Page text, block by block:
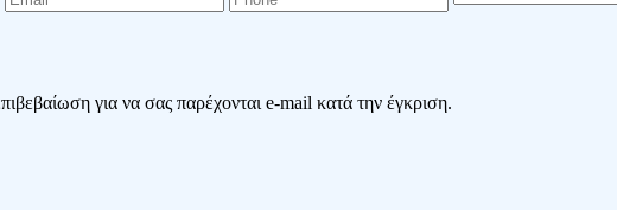
για να σας παρέχονται e-mail κατά την έγκριση.